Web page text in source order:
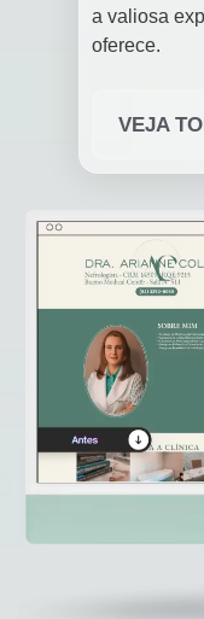
a valiosa
oferece.
VEJA